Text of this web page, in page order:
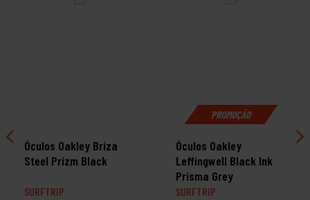
Óculos Oakley Briza
Steel Prizm Black
SURFTRIP
PROMOÇÃO
Óculos Oakley
Leffingwell Black Ink
Prisma Grey
SURFTRIP